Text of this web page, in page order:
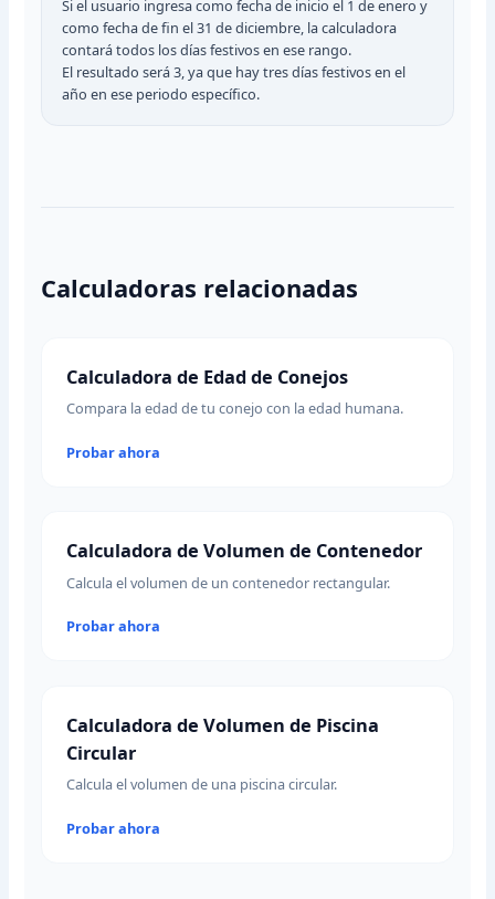
Si el usuario ingresa como fecha de inicio el 1 de enero y
como fecha de fin el 31 de diciembre, la calculadora
contará todos los días festivos en ese rango.
El resultado será 3, ya que hay tres días festivos en el
año en ese periodo específico.
Calculadoras relacionadas
Calculadora de Edad de Conejos
Compara la edad de tu conejo con la edad humana.
Probar ahora
Calculadora de Volumen de Contenedor
Calcula el volumen de un contenedor rectangular.
Probar ahora
Calculadora de Volumen de Piscina
Circular
Calcula el volumen de una piscina circular.
Probar ahora